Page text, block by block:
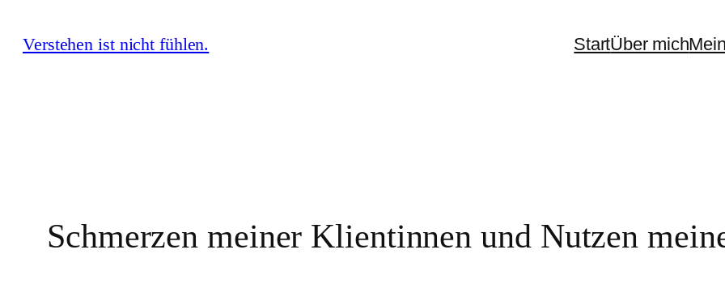
Inhalt
Verstehen ist nicht fühlen. StartÜber mich
Schmerzen meiner Klientinnen und Nutzen